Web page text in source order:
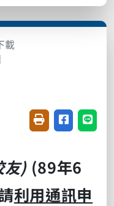
載
友善列印(開新視
分享至臉書
分享
友) (89年6
利用通訊申